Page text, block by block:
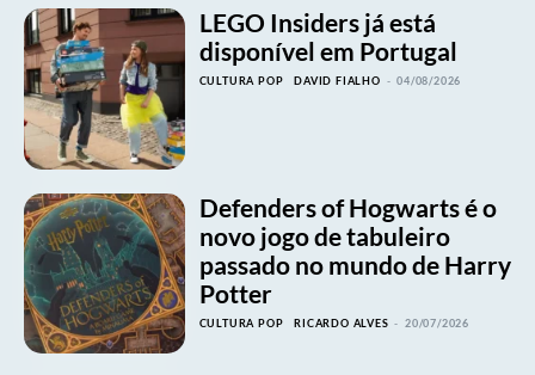
LEGO Insiders já está
disponível em Portugal
CULTURA POP DAVID FIALHO - 04/08/2026
Defenders of Hogwarts é o
novo jogo de tabuleiro
passado no mundo de Harry
Potter
CULTURA POP RICARDO ALVES - 20/07/2026